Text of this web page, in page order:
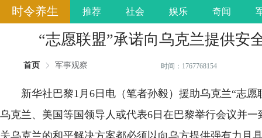
时令养生 推荐 社会 娱乐 奇闻
“志愿联盟”承诺向乌克兰提供安
首页 军事观察 时间：1767768154
新华社巴黎1月6日电（笔者孙毅）援助乌克兰“志愿
乌克兰、美国等国领导人或代表6日在巴黎举行会议并一
关乌克兰的和平解决方案都必须以向乌方提供强有力且